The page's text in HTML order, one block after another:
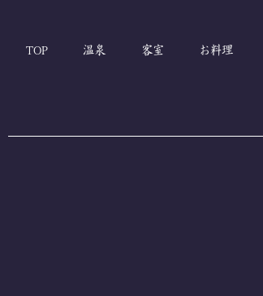
TOP 温泉 客室 お料理